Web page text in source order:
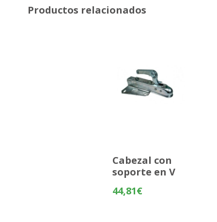
Productos relacionados
Cabezal con
soporte en V
44,81€